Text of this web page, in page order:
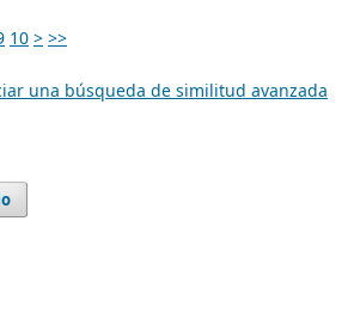
10 > >>
una búsqueda de similitud avanzada